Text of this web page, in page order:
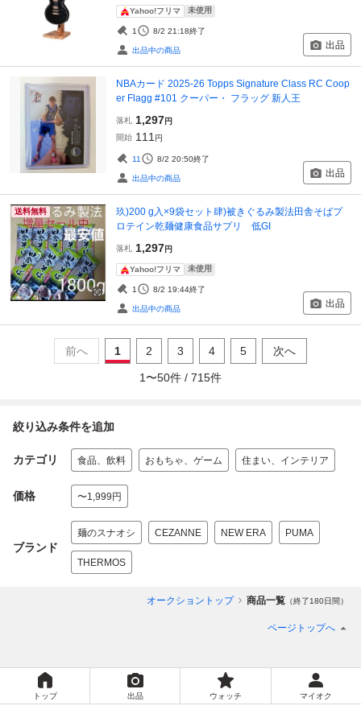
Yahoo!フリマ 未使用
1 8/2 21:18終了
出品中の商品 出品
NBAカード 2025-26 Topps Signature Class RC Coop
er Flagg #101 クーパー・ フラッグ 新人王
落札 1,297円
開始 111 円
11 8/2 20:50終了
出品中の商品 出品
送料無料
玖)200 g入×9袋セット肆)被きぐるみ製法田舎そばプ
ロテイン乾麺健康食品サプリ 低GI
落札 1,297円
Yahoo!フリマ 未使用
1 8/2 19:44終了
出品中の商品 出品
前へ 1 2 3 4 5 次へ
1 〜50件 / 715件
絞り込み条件を追加
カテゴリ 食品、飲料 おもちゃ、ゲーム 住まい、インテリア
価格 〜1,999円
ブランド
麺のスナオシ CEZANNE NEW ERA PUMA
THERMOS
オークショントップ 商品一覧 （終了180日間）
ページトップへ
トップ 出品 ウォッチ マイオク